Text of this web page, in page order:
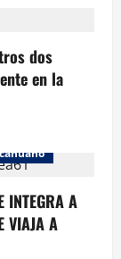
dos
en la
A
VIAJA A